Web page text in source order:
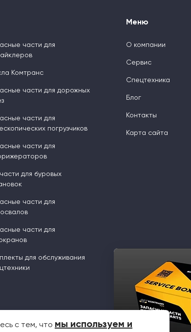
части для
Комтранс
части для дорожных
части для
погрузчиков
части для
для буровых
части для
части для
для обслуживания
Меню
О компании
Сервис
Спецтехника
Блог
Контакты
Карта сайта
с тем, что мы используем и